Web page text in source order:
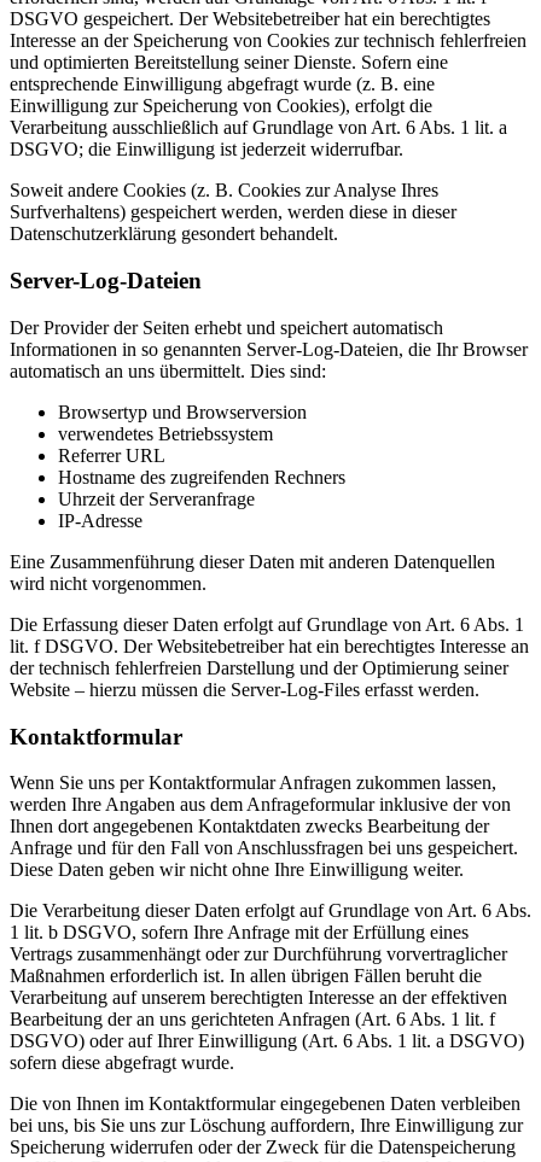
DSGVO gespeichert. Der Websitebetreiber hat ein berechtigtes
Interesse an der Speicherung von Cookies zur technisch fehlerfreien
und optimierten Bereitstellung seiner Dienste. Sofern eine
entsprechende Einwilligung abgefragt wurde (z. B. eine
Einwilligung zur Speicherung von Cookies), erfolgt die
Verarbeitung ausschließlich auf Grundlage von Art. 6 Abs. 1 lit. a
DSGVO; die Einwilligung ist jederzeit widerrufbar.
Soweit andere Cookies (z. B. Cookies zur Analyse Ihres
Surfverhaltens) gespeichert werden, werden diese in dieser
Datenschutzerklärung gesondert behandelt.
Server-Log-Dateien
Der Provider der Seiten erhebt und speichert automatisch
Informationen in so genannten Server-Log-Dateien, die Ihr Browser
automatisch an uns übermittelt. Dies sind:
Browsertyp und Browserversion
verwendetes Betriebssystem
Referrer URL
Hostname des zugreifenden Rechners
Uhrzeit der Serveranfrage
IP-Adresse
Eine Zusammenführung dieser Daten mit anderen Datenquellen
wird nicht vorgenommen.
Die Erfassung dieser Daten erfolgt auf Grundlage von Art. 6 Abs. 1
lit. f DSGVO. Der Websitebetreiber hat ein berechtigtes Interesse an
der technisch fehlerfreien Darstellung und der Optimierung seiner
Website – hierzu müssen die Server-Log-Files erfasst werden.
Kontaktformular
Wenn Sie uns per Kontaktformular Anfragen zukommen lassen,
werden Ihre Angaben aus dem Anfrageformular inklusive der von
Ihnen dort angegebenen Kontaktdaten zwecks Bearbeitung der
Anfrage und für den Fall von Anschlussfragen bei uns gespeichert.
Diese Daten geben wir nicht ohne Ihre Einwilligung weiter.
Die Verarbeitung dieser Daten erfolgt auf Grundlage von Art. 6 Abs.
1 lit. b DSGVO, sofern Ihre Anfrage mit der Erfüllung eines
Vertrags zusammenhängt oder zur Durchführung vorvertraglicher
Maßnahmen erforderlich ist. In allen übrigen Fällen beruht die
Verarbeitung auf unserem berechtigten Interesse an der effektiven
Bearbeitung der an uns gerichteten Anfragen (Art. 6 Abs. 1 lit. f
DSGVO) oder auf Ihrer Einwilligung (Art. 6 Abs. 1 lit. a DSGVO)
sofern diese abgefragt wurde.
Die von Ihnen im Kontaktformular eingegebenen Daten verbleiben
bei uns, bis Sie uns zur Löschung auffordern, Ihre Einwilligung zur
Speicherung widerrufen oder der Zweck für die Datenspeicherung